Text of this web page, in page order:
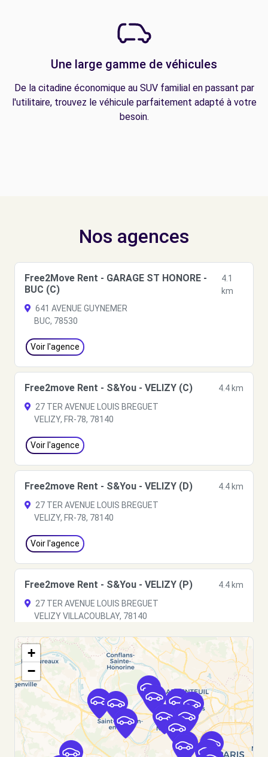
Une large gamme de véhicules
De la citadine économique au SUV familial en passant par
l'utilitaire, trouvez le véhicule parfaitement adapté à votre
besoin.
Nos agences
Free2Move Rent - GARAGE ST HONORE -
BUC (C)
4.1
km
641 AVENUE GUYNEMER
BUC, 78530
Voir l'agence
Free2move Rent - S&You - VELIZY (C)
4.4 km
27 TER AVENUE LOUIS BREGUET
VELIZY, FR-78, 78140
Voir l'agence
Free2move Rent - S&You - VELIZY (D)
4.4 km
27 TER AVENUE LOUIS BREGUET
VELIZY, FR-78, 78140
Voir l'agence
Free2move Rent - S&You - VELIZY (P)
4.4 km
27 TER AVENUE LOUIS BREGUET
VELIZY VILLACOUBLAY, 78140
Voir l'agence
Free2move Rent - S&You - MONTIGNY-LE-
BRETONNEUX (P)
6.1
km
13 AVENUE AMPERE
MONTIGNY-LE-BRETONNEUX, 78180
Voir l'agence
+
−